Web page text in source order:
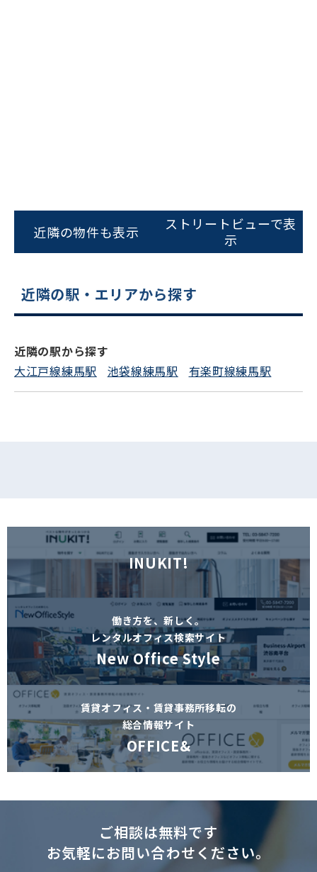
スムーズにご案内できます
0120-620-213
電話でお問い合わせ
近隣の物件も表示
ストリートビューで表
示
近隣の駅・エリアから探す
近隣の駅から探す
大江戸線練馬駅
池袋線練馬駅 有楽町線練馬駅
INUKIT!
働き方を、新しく。
レンタルオフィス検索サイト
New Office Style
賃貸オフィス・賃貸事務所移転の
総合情報サイト
OFFICE&
ご相談は無料です
お気軽にお問い合わせください。